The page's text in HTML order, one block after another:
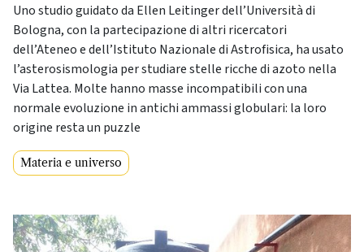
Uno studio guidato da Ellen Leitinger dell’Università di
Bologna, con la partecipazione di altri ricercatori
dell’Ateneo e dell’Istituto Nazionale di Astrofisica, ha usato
l’asterosismologia per studiare stelle ricche di azoto nella
Via Lattea. Molte hanno masse incompatibili con una
normale evoluzione in antichi ammassi globulari: la loro
origine resta un puzzle
Materia e universo